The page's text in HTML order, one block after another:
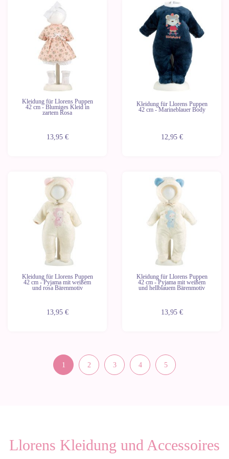
Kleidung für Llorens Puppen
42 cm - Blumiges Kleid in
zartem Rosa
13,95 €
Kleidung für Llorens Puppen
42 cm - Marineblauer Body
12,95 €
Kleidung für Llorens Puppen
42 cm - Pyjama mit weißem
und rosa Bärenmotiv
13,95 €
Kleidung für Llorens Puppen
42 cm - Pyjama mit weißem
und hellblauem Bärenmotiv
13,95 €
1 2 3 4 5
Llorens Kleidung und Accessoires